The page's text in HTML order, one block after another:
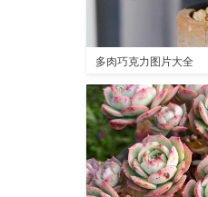
多肉巧克力图片大全